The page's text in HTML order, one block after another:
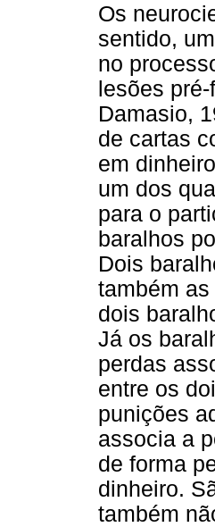
Os
sentido,
no
lesões
Damasio,
de cartas
em
um dos
para o
baralhos
Dois
também
dois
Já os
perdas
entre os
punições
associa a
de forma
dinheiro.
também